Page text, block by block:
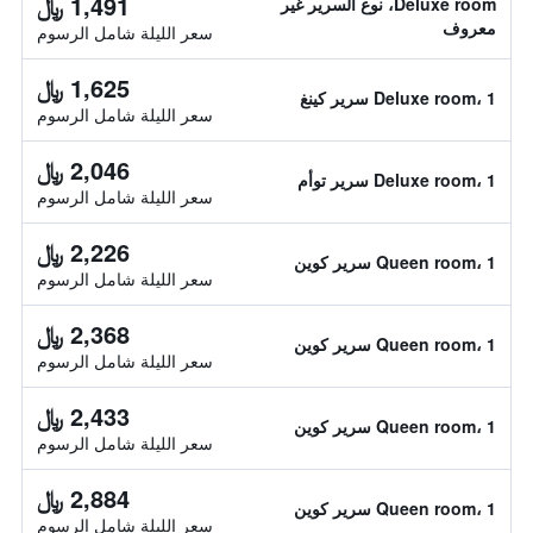
معروف
سعر الليلة شامل الرسوم
Deluxe room، 1 سرير كينغ 1,625 ﷼
سعر الليلة شامل الرسوم
Deluxe room، 1 سرير توأم 2,046 ﷼
سعر الليلة شامل الرسوم
Queen room، 1 سرير كوين 2,226 ﷼
سعر الليلة شامل الرسوم
Queen room، 1 سرير كوين 2,368 ﷼
سعر الليلة شامل الرسوم
Queen room، 1 سرير كوين 2,433 ﷼
سعر الليلة شامل الرسوم
Queen room، 1 سرير كوين 2,884 ﷼
سعر الليلة شامل الرسوم